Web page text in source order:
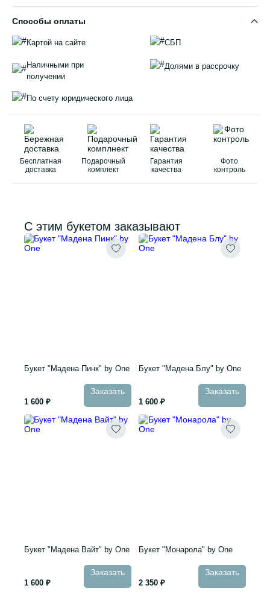
Способы оплаты
Картой на сайте СБП
Наличными при
получении
Долями в рассрочку
По счету юридического лица
Бесплатная
доставка
Подарочный
комплект
Гарантия
качества
Фото
контроль
С этим букетом заказывают
Букет "Мадена Пинк" by One
1 600 ₽
Заказать
Букет "Мадена Блу" by One
1 600 ₽
Заказать
Букет "Мадена Вайт" by One
1 600 ₽
Заказать
Букет "Монарола" by One
2 350 ₽
Заказать